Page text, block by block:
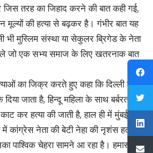
जिस तरह का जिहाद करने की बात कही गई,
मूल्यों की हत्या से बढ़कर है। गंभीर बात यह
भी मुस्लिम संस्था या सेकुलर ब्रिगेड के नेता
जो एक सभ्य समाज के लिए खतरनाक बात
का जिक्र करते हुए कहा कि दिल्ली के
जाता है, हिन्दू महिला के साथ बर्बरता
कर हत्या की जाती है, हाल ही में मुंबई में
कांग्रेस नेता की बेटी नेहा की नृशंस हत्या
पाश्विक चेहरा सामने आ रहा है। हमास के